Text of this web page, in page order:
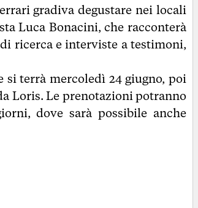
gradiva degustare nei locali
Luca Bonacini, che racconterà
ricerca e interviste a testimoni,
terrà mercoledì 24 giugno, poi
Loris. Le prenotazioni potranno
dove sarà possibile anche